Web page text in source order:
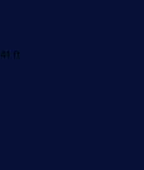
41 ft